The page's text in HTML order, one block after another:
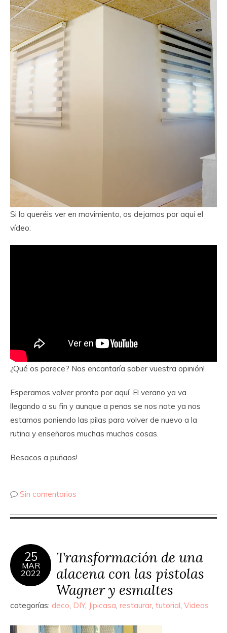
Si lo queréis ver en movimiento, os dejamos por aquí el
vídeo:
¿Qué os parece? Nos encantaría saber vuestra opinión!
Esperamos volver pronto por aquí. El verano ya va
llegando a su fin y aunque a penas se nos note ya nos
estamos poniendo las pilas para volver de nuevo a la
rutina y enseñaros muchas muchas cosas.
Besacos a puñaos!
Sin comentarios
25
MAR
2022
Transformación de una
alacena con las pistolas
Wagner y esmaltes
categorías: deco, DIY, Jipicasa, restaurar, tutorial, Videos